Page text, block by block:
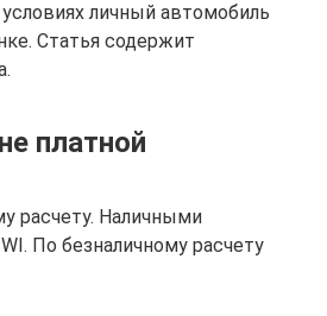
личный автомобиль
Статья содержит
платной
расчету. Наличными
По безналичному расчету